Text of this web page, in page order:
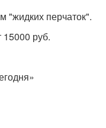
"жидких перчаток".
15000 руб.